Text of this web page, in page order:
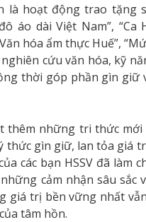
là hoạt động trao tặng
áo dài Việt Nam”, “Ca
hóa ẩm thực Huế”,
cứu văn hóa, kỹ
thời góp phần gìn giữ
những tri thức
thức gìn giữ, lan tỏa giá
các bạn HSSV đã làm
cảm nhận sâu sắc
giá trị bền vững nhất
tâm hồn.